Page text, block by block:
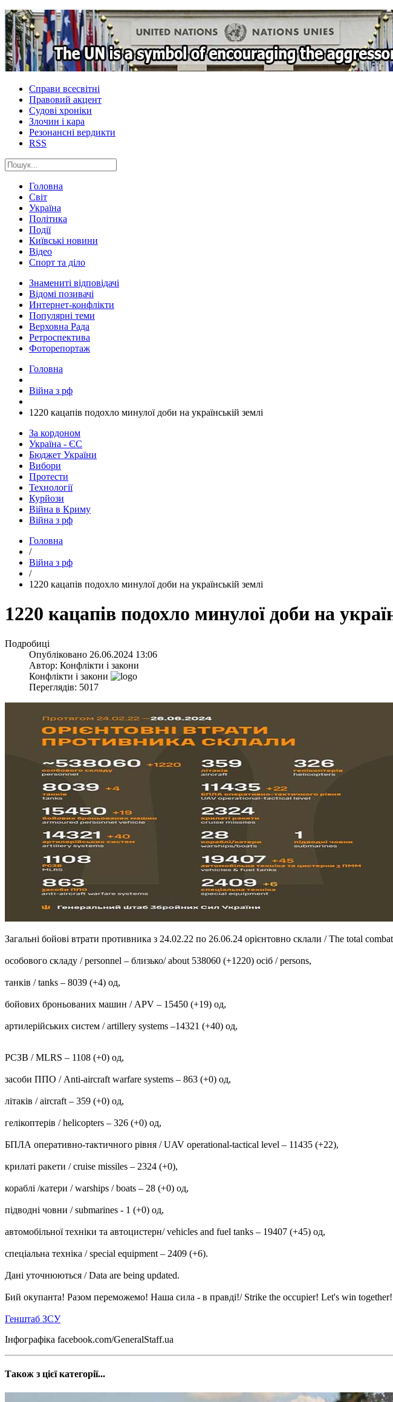
Справи всесвітні
Правовий акцент
Судові хроніки
Злочин і кара
Резонансні вердикти
RSS
Головна
Світ
Україна
Політика
Події
Київські новини
Відео
Спорт та діло
Знамениті відповідачі
Відомі позивачі
Интернет-конфлікти
Популярні теми
Верховна Рада
Ретроспектива
Фоторепортаж
Головна
Війна з рф
​1220 кацапів подохло минулої доби на українській землі
За кордоном
Україна - ЄС
Бюджет України
Вибори
Протести
Технології
Курйози
Війна в Криму
Війна з рф
Головна
/
Війна з рф
/
​1220 кацапів подохло минулої доби на українській землі
​1220 кацапів подохло минулої доби на
Подробиці
Опубліковано 26.06.2024 13:06
Автор: Конфлікти і закони
Конфлікти і закони
Переглядів: 5017
Загальні бойові втрати противника з 24.02.22 по 26.06.24 орієнтовно склали / The total
особового складу / personnel ‒ близько/ about 538060 (+1220) осіб / persons,
танків / tanks ‒ 8039 (+4) од,
бойових броньованих машин / APV ‒ 15450 (+19) од,
артилерійських систем / artillery systems –14321 (+40) од,
РСЗВ / MLRS – 1108 (+0) од,
засоби ППО / Anti-aircraft warfare systems ‒ 863 (+0) од,
літаків / aircraft – 359 (+0) од,
гелікоптерів / helicopters – 326 (+0) од,
БПЛА оперативно-тактичного рівня / UAV operational-tactical level – 11435 (+22),
крилаті ракети / cruise missiles ‒ 2324 (+0),
кораблі /катери / warships / boats ‒ 28 (+0) од,
підводні човни / submarines - 1 (+0) од,
автомобільної техніки та автоцистерн/ vehicles and fuel tanks – 19407 (+45) од,
спеціальна техніка / special equipment ‒ 2409 (+6).
Дані уточнюються / Data are being updated.
Бий окупанта! Разом переможемо! Наша сила - в правді!/ Strike the occupier! Let's win
Генштаб ЗСУ
Інфографіка facebook.com/GeneralStaff.ua
Також з цієї категорії...